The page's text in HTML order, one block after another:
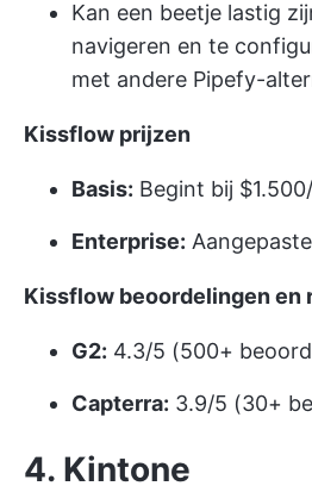
Kan een beetje lastig
navigeren en te
met andere Pipefy-
Kissflow prijzen
Basis: Begint bij
Enterprise:
Kissflow beoordelingen en
G2: 4.3/5 (500+
Capterra: 3.9/5 (30+
4. Kintone